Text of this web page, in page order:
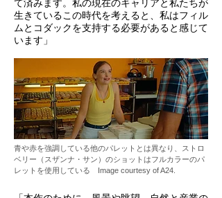
て済みます。私の現在のキャリアと私たちが
生きているこの時代を考えると、私はフィル
ムとコダックを支持する必要があると感じて
います」
青や赤を強調している他のパレットとは異なり、ストロ
ベリー（スザンナ・サン）のショットはフルカラーのパ
レットを使用している Image courtesy of A24.